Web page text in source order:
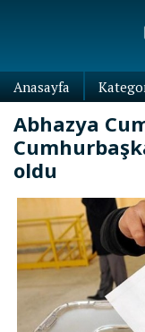
Anasayfa
Abhazya
oldu